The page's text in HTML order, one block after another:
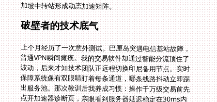
加坡中转站形成动态加速矩阵。
破壁者的技术底气
上个月经历了一次意外测试。巴厘岛突遇电信基站故障，
普通VPN瞬间瘫痪。我的交易软件却通过智能分流顶住了
波动，后来才知技术团队正远程切换印尼备用节点。实时
保障系统像有双眼睛盯着每条通道，哪条线路抖动立即踢
出服务池。那次教训后我养成习惯：操作千万级交易前先
点开加速器诊断页，亲眼看到服务器延迟稳定在30ms内